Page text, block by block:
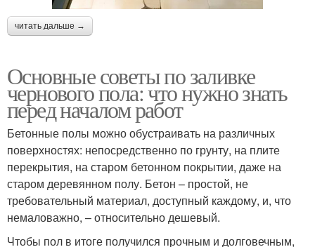
читать дальше →
Основные советы по заливке
чернового пола: что нужно знать
перед началом работ
Бетонные полы можно обустраивать на различных
поверхностях: непосредственно по грунту, на плите
перекрытия, на старом бетонном покрытии, даже на
старом деревянном полу. Бетон – простой, не
требовательный материал, доступный каждому, и, что
немаловажно, – относительно дешевый.
Чтобы пол в итоге получился прочным и долговечным,